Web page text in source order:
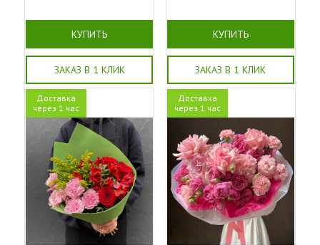
КУПИТЬ
ЗАКАЗ В 1 КЛИК
КУПИТЬ
ЗАКАЗ В 1 КЛИК
Доставка
через 1 час
Доставка
через 1 час